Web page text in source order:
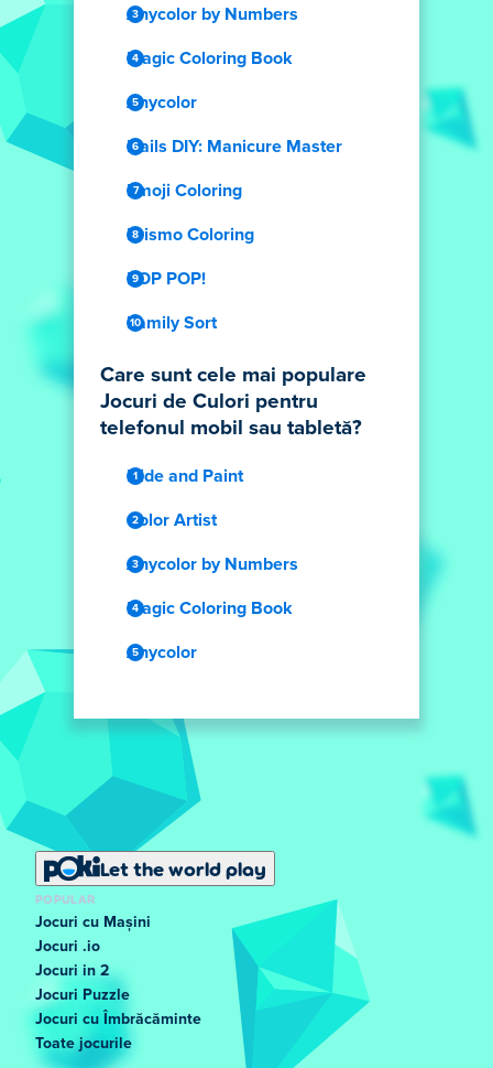
Anycolor by Numbers
Magic Coloring Book
Anycolor
Nails DIY: Manicure Master
Emoji Coloring
Prismo Coloring
POP POP!
Family Sort
Care sunt cele mai populare
Jocuri de Culori pentru
telefonul mobil sau tabletă?
Hide and Paint
Color Artist
Anycolor by Numbers
Magic Coloring Book
Anycolor
Let the world play
POPULAR
Jocuri cu Mașini
Jocuri .io
Jocuri in 2
Jocuri Puzzle
Jocuri cu Îmbrăcăminte
Toate jocurile